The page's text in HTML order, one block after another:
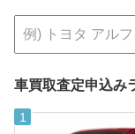
車買取査定申込み